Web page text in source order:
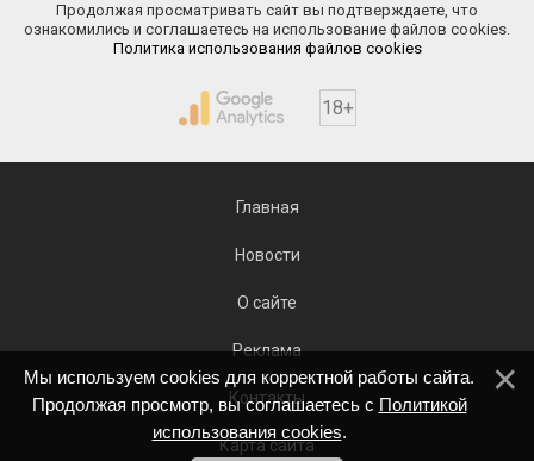
Продолжая просматривать сайт вы подтверждаете, что
ознакомились и соглашаетесь на использование файлов cookies.
Политика использования файлов cookies
18+
Главная
Новости
О сайте
Реклама
Контакты
Карта сайта
Мы используем cookies для корректной работы сайта.
Продолжая просмотр, вы соглашаетесь с Политикой
использования cookies.